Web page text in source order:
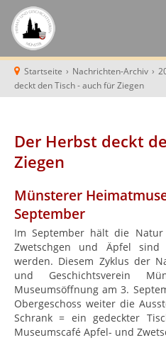
Startseite › Nachrichten-Archiv ›
deckt den Tisch - auch für Ziegen
Der Herbst deckt
Ziegen
Münsterer
September
Im September hält die
Zwetschgen und Äpfel
werden. Diesem Zyklus der
und Geschichtsverein
Museumsöffnung am 3.
Obergeschoss weiter die
Schrank = ein gedeckter
Museumscafé Apfel- und